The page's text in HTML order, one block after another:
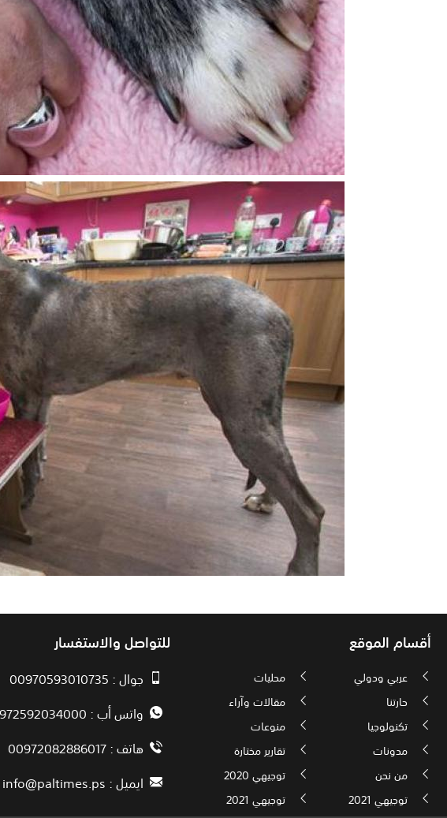
أقسام الموقع
عربي ودولي
محليات
حارتنا
مقالات وآراء
تكنولوجيا
منوعات
مدونات
تقارير مختارة
من نحن
توجيهي 2020
توجيهي 2021
توجيهي 2021
للتواصل والاستفسار
جوال : 00970593010735
واتس أب : 00972592034000
هاتف : 00972082886017
ايميل :info@paltimes.ps